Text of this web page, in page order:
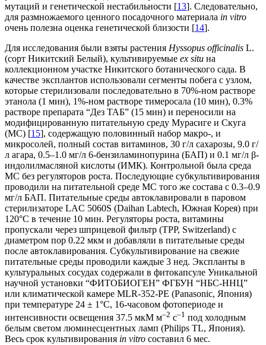
мутаций и генетической нестабильности [13]. Следовательно,
для размножаемого ценного посадочного материала in vitro
очень полезна оценка генетической близости [14].
Для исследования были взяты растения Hyssopus officinalis L.
(сорт Никитский Белый), культивируемые ex situ на
коллекционном участке Никитского ботанического сада. В
качестве эксплантов использовали сегменты побега с узлом,
которые стерилизовали последовательно в 70%-ном растворе
этанола (1 мин), 1%-ном растворе тимеросала (10 мин), 0.3%
растворе препарата “Дез ТАБ” (15 мин) и переносили на
модифицированную питательную среду Mурасиге и Скуга
(МС) [15], содержащую половинный набор макро-, и
микросолей, полный состав витаминов, 30 г/л сахарозы, 9.0 г/
л агара, 0.5–1.0 мг/л 6-бензиламинопурина (БАП) и 0.1 мг/л β-
индолилмасляной кислоты (ИМК). Контрольной была среда
МС без регуляторов роста. Последующие субкультивирования
проводили на питательной среде МС того же состава с 0.3–0.9
мг/л БАП. Питательные среды автоклавировали в паровом
стерилизаторе LAC 5060S (Daihan Labtech, Южная Корея) при
120°С в течение 10 мин. Регуляторы роста, витамины
пропускали через шприцевой фильтр (TPP, Switzerland) c
диаметром пор 0.22 мкм и добавляли в питательные среды
после автоклавирования. Субкультивирование на свежие
питательные среды проводили каждые 3 нед. Экспланты в
культуральных сосудах содержали в фитокапсуле Уникальной
научной установки “ФИТОБИОГЕН” ФГБУН “НБС-ННЦ”
или климатической камере MLR-352-PE (Panasonic, Япония)
при температуре 24 ± 1°С, 16-часовом фотопериоде и
интенсивности освещения 37.5 мкM м–2 с–1 под холодным
белым светом люминесцентных ламп (Philips TL, Япония).
Весь срок культивирования in vitro составил 6 мес.